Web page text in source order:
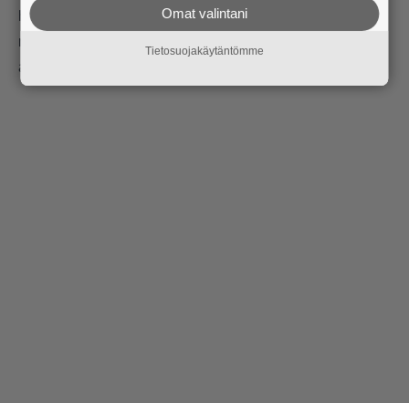
haluavatkaan. Hauskaa saa pitää, päälleen voi pukea
mitä haluaa, kaiken ei tarvitse olla vakavaa ja samaan
aikaan voi olla monia asioita, toisia poissulkematta.
Omat valintani
Tietosuojakäytäntömme